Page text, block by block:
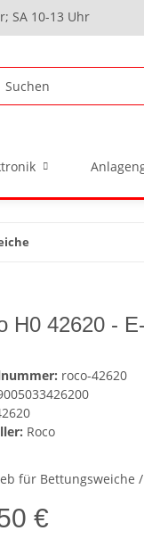
SA 10-13 Uhr
H0 42620 -
roco-42620
Roco
für Bettungsweiche
€